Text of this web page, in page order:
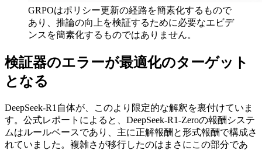
GRPOはポリシー更新の経路を簡素化するもので
あり、推論の向上を検証するために必要なエビデ
ンスを簡素化するものではありません。
検証器のエラーが最適化のターゲット
となる
DeepSeek-R1自体が、このより限定的な解釈を裏付けていま
す。公式レポートによると、DeepSeek-R1-Zeroの報酬システ
ムはルールベースであり、主に正解報酬と形式報酬で構成さ
れていました。複雑さが移行したのはまさにこの部分であ